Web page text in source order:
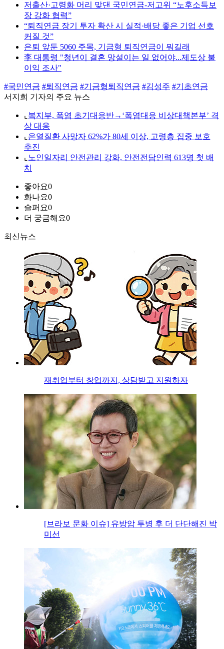
저출산·고령화 머리 맞댄 국민연금-저고위 “노후소득보
장 강화 협력”
“퇴직연금 장기 투자 확산 시 실적·배당 좋은 기업 선호
커질 것”
은퇴 앞둔 5060 주목, 기금형 퇴직연금이 뭐길래
李 대통령 "청년이 결혼 망설이는 일 없어야...제도상 불
이익 조사"
#국민연금 #퇴직연금 #기금형퇴직연금 #김성주 #기초연금
서지희 기자의 주요 뉴스
⌞ 복지부, 폭염 초기대응반→‘폭염대응 비상대책본부’ 격
상 대응
⌞ 온열질환 사망자 62%가 80세 이상, 고령층 집중 보호
추진
⌞ 노인일자리 안전관리 강화, 안전전담인력 613명 첫 배
치
좋아요0
화나요0
슬퍼요0
더 궁금해요0
최신뉴스
재취업부터 창업까지, 상담받고 지원하자
[브라보 문화 이슈] 유방암 투병 후 더 단단해진 박
미선